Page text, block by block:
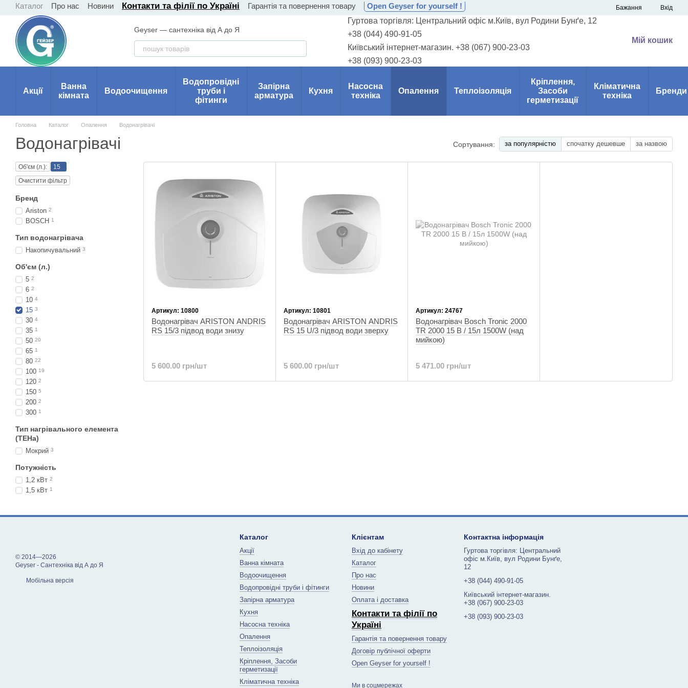
Перейти до основного контенту
Каталог Про нас Новини Контакти та філії по Україні Гарантія та повернення товару Open Geyser for yourself ! Бажання Вхід
Geyser — сантехніка від А до Я
Гуртова торгівля: Центральний офіс м.Київ, вул Родини Бунґе, 12
+38 (044) 490-91-05
Київський інтернет-магазин. +38 (067) 900-23-03
+38 (093) 900-23-03
Мій кошик
Акції
Ванна
кімната
Водоочищення
Водопровідні
труби і
фітинги
Запірна
арматура
Кухня
Насосна
техніка
Опалення Теплоізоляція
Кріплення,
Засоби
герметизації
Кліматична
техніка
Бренди
Головна Каталог Опалення Водонагрівачі
Водонагрівачі Сортування: за популярністю спочатку дешевше за назвою
Артикул: 10800
Водонагрівач ARISTON ANDRIS
RS 15/3 підвод води знизу
5 600.00 грн/шт
Артикул: 10801
Водонагрівач ARISTON ANDRIS
RS 15 U/3 підвод води зверху
5 600.00 грн/шт
Артикул: 24767
Водонагрівач Bosch Tronic 2000
TR 2000 15 B / 15л 1500W (над
мийкою)
5 471.00 грн/шт
Об'єм (л.):
15
Очистити фільтр
Бренд
Ariston 2
BOSCH 1
Тип водонагрівача
Накопичувальний 3
Об'єм (л.)
5 2
6 2
10 4
15 3
30 4
35 1
50 20
65 1
80 22
100 19
120 2
150 5
200 2
300 1
Тип нагрівального елемента
(ТЕНа)
Мокрий 3
Потужність
1,2 кВт 2
1,5 кВт 1
© 2014—2026
Geyser - Сантехніка від А до Я
Мобільна версія
Каталог
Акції
Ванна кімната
Водоочищення
Водопровідні труби і фітинги
Запірна арматура
Кухня
Насосна техніка
Опалення
Теплоізоляція
Кріплення, Засоби
герметизації
Кліматична техніка
Клієнтам
Вхід до кабінету
Каталог
Про нас
Новини
Оплата і доставка
Контакти та філії по
Україні
Гарантія та повернення товару
Договір публічної оферти
Open Geyser for yourself !
Ми в соцмережах
Контактна інформація
Гуртова торгівля: Центральний
офіс м.Київ, вул Родини Бунґе,
12
+38 (044) 490-91-05
Київський інтернет-магазин.
+38 (067) 900-23-03
+38 (093) 900-23-03